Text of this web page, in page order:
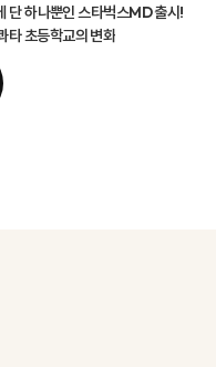
단 하나뿐인 스타벅스MD 출시!
타 초등학교의 변화